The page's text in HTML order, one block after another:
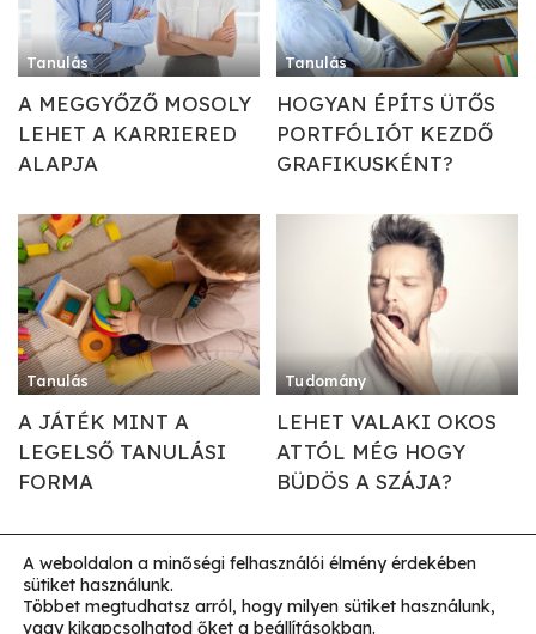
Tanulás
A MEGGYŐZŐ MOSOLY
LEHET A KARRIERED
ALAPJA
Tanulás
HOGYAN ÉPÍTS ÜTŐS
PORTFÓLIÓT KEZDŐ
GRAFIKUSKÉNT?
Tanulás
A JÁTÉK MINT A
LEGELSŐ TANULÁSI
FORMA
Tudomány
LEHET VALAKI OKOS
ATTÓL MÉG HOGY
BÜDÖS A SZÁJA?
Impresszum
A weboldalon a minőségi felhasználói élmény érdekében
sütiket használunk.
Többet megtudhatsz arról, hogy milyen sütiket használunk,
vagy kikapcsolhatod őket a beállításokban.